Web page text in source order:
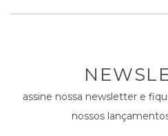
assine nossa newsletter e
nossos